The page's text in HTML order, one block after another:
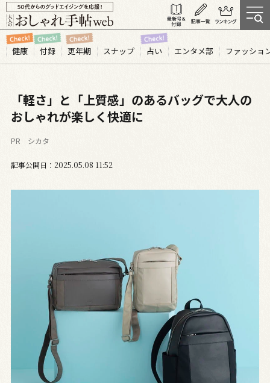
健康 付録 更年期 スナップ 占い エンタメ部 ファッショ
「軽さ」と「上質感」のあるバッグで大人の
おしゃれが楽しく快適に
PR シカタ
記事公開日 2025.05 08 11:52